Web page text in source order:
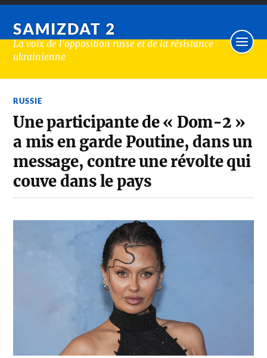
SAMIZDAT 2
La voix de l'opposition russe et de la résistance
ukrainienne
RUSSIE
Une participante de « Dom-2 »
a mis en garde Poutine, dans un
message, contre une révolte qui
couve dans le pays